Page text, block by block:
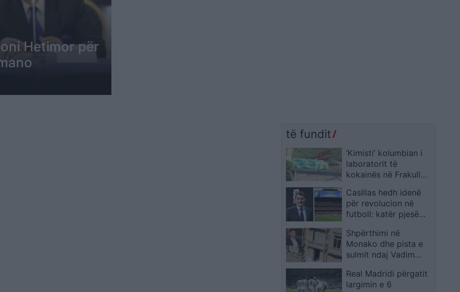
Hetimor për
të fundit
‘Kimisti’ kolumbian i
laboratorit të
kokainës në Frakull
burg
Casillas hedh idenë
për revolucion në
futboll: katër pjesë
debatit për pushimet
e hidratimit
Shpërthimi në
Monako dhe pista e
sulmit ndaj Vadim
ukrainas të lidhur me
akuza për pastrim
Real Madridi përgatit
largimin e 6